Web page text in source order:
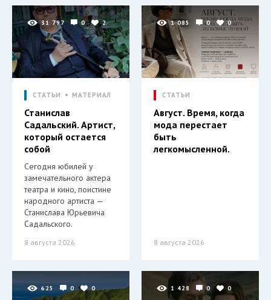
31 797 0 2
СТАТЬИ МАТЕРИАЛ
Станислав
Садальский. Артист,
который остается
собой
Сегодня юбилей у
замечательного актера
театра и кино, поистине
народного артиста —
Станислава Юрьевича
Садальского.
8 августа 2026
1 085 0 0
СТАТЬИ
Август. Время, когда
мода перестает
быть
легкомысленной.
8 августа 2026
625 0 0 1 428 0 0